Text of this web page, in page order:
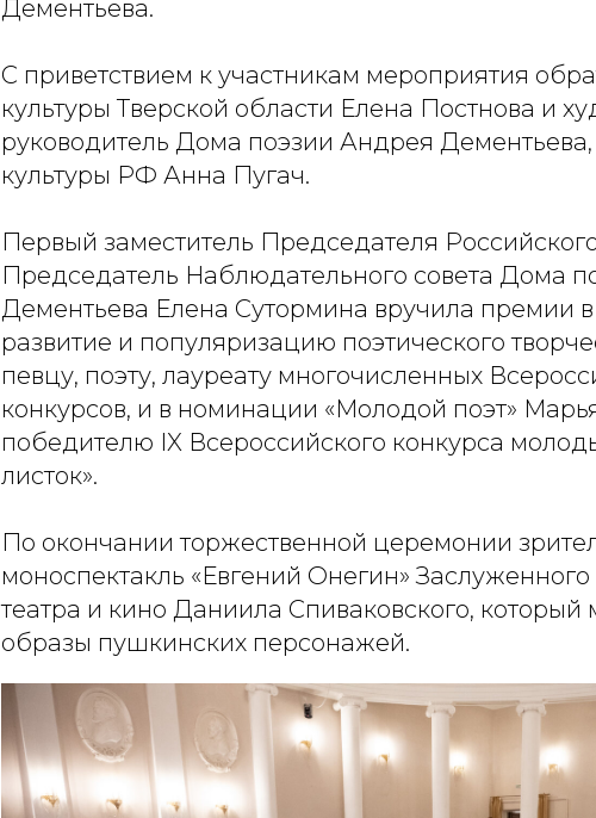
Дементьева.
С приветствием к участникам мероприятия
культуры Тверской области Елена Постнова и
руководитель Дома поэзии Андрея
культуры РФ Анна Пугач.
Первый заместитель Председателя
Председатель Наблюдательного совета Дома
Дементьева Елена Сутормина вручила премии
развитие и популяризацию поэтического
певцу, поэту, лауреату многочисленных
конкурсов, и в номинации «Молодой поэт»
победителю IX Всероссийского конкурса
листок».
По окончании торжественной церемонии
моноспектакль «Евгений Онегин» Заслуженного
театра и кино Даниила Спиваковского, который
образы пушкинских персонажей.